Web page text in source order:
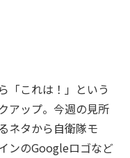
「これは！」という
アップ。今週の見所
ネタから自衛隊モ
ンのGoogleロゴなど